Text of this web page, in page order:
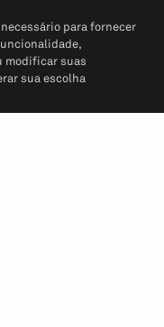
para fornecer
modificar suas
sua escolha